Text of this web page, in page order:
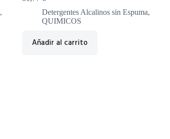
,
Detergentes Alcalinos sin Espuma,
QUIMICOS
Añadir al carrito